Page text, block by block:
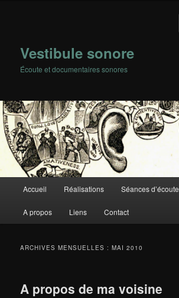
Vestibule sonore
Écoute et documentaires sonores
principal
Aller
au
Aller
au
Accueil Réalisations Séances d’écoute
A propos Liens Contact
ARCHIVES MENSUELLES :MAI 2010
A propos de ma voisine